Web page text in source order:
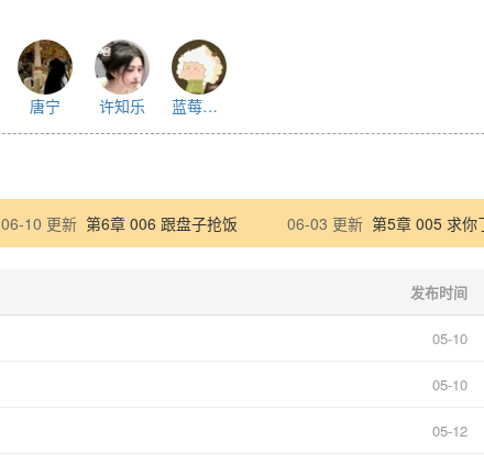
唐宁 许知乐 蓝莓泡泡冰
06-10 更新 第6章 006 跟盘子抢饭 06-03 更新 第5章 005 求你
发布时间
05-10
05-10
05-12